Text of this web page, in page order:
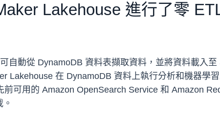
Lakehouse 進行了零
自動從 DynamoDB 資料表擷取資料，並將資料載入至
Lakehouse 在 DynamoDB 資料上執行分析和機器學
可用的 Amazon OpenSearch Service 和 Amazon